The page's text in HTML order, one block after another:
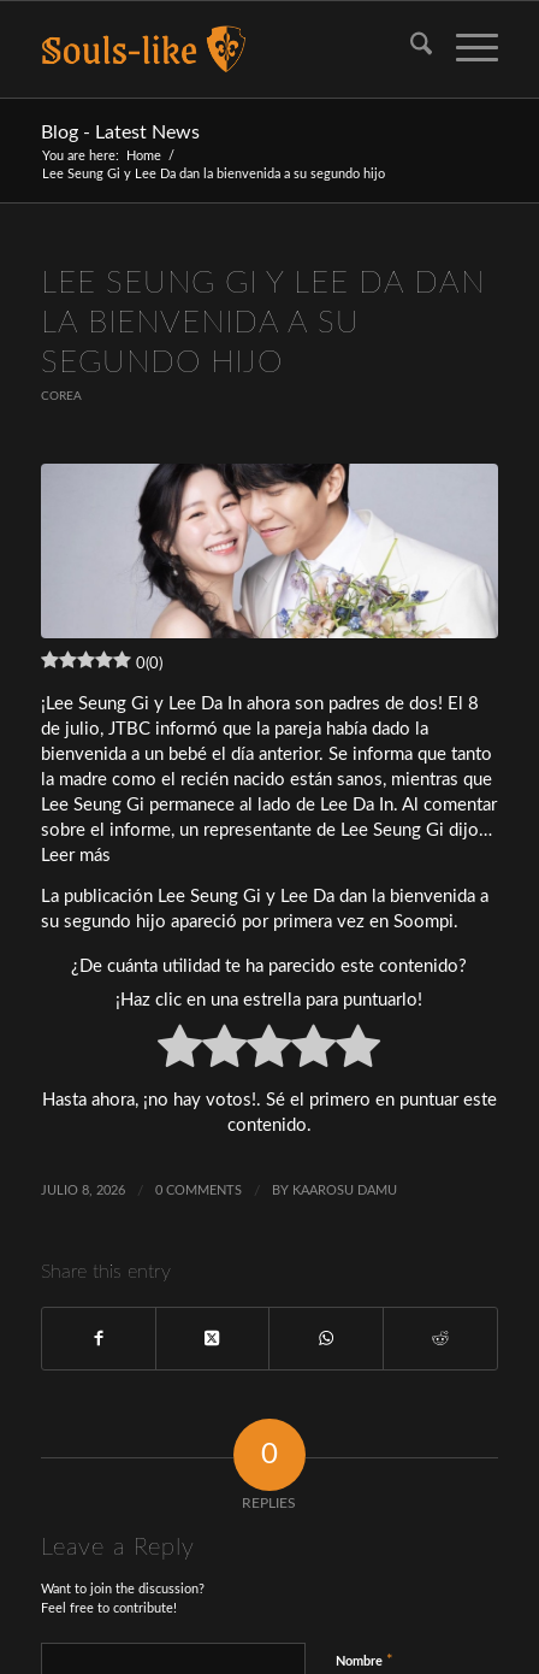
Blog - Latest News
You are here: Home
/
Lee Seung Gi y Lee Da dan la bienvenida a su segundo hijo
LEE SEUNG GI Y LEE DA DAN
LA BIENVENIDA A SU
SEGUNDO HIJO
COREA
0(0)
¡Lee Seung Gi y Lee Da In ahora son padres de dos! El 8
de julio, JTBC informó que la pareja había dado la
bienvenida a un bebé el día anterior. Se informa que tanto
la madre como el recién nacido están sanos, mientras que
Lee Seung Gi permanece al lado de Lee Da In. Al comentar
sobre el informe, un representante de Lee Seung Gi dijo…
Leer másLee
Gi
y
Lee
dan
bienvenida
su
La publicación Lee Seung Gi y Lee Da dan la bienvenida a
su segundo hijo apareció por primera vez en Soompi.
¿De cuánta utilidad te ha parecido este contenido?
¡Haz clic en una estrella para puntuarlo!
Hasta ahora, ¡no hay votos!. Sé el primero en puntuar este
contenido.
JULIO 8, 2026 / 0 COMMENTS / BY KAAROSU DAMU
Share this entry
0
REPLIES
Leave a Reply
Want to join the discussion?
Feel free to contribute!
Nombre *